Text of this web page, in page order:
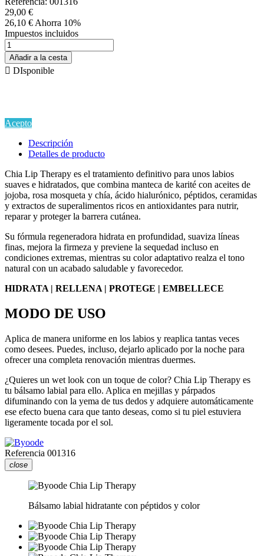
29,00 €
26,10 € Ahorra 10%
Impuestos incluidos
Añadir a la cesta
 DIsponible
Acepto
Descripción
Detalles de producto
Chia Lip Therapy es el tratamiento definitivo para unos labios
suaves e hidratados, que combina manteca de karité con aceites de
jojoba, rosa mosqueta y chía, ácido hialurónico, péptidos, ceramidas
y extractos de superalimentos ricos en antioxidantes para nutrir,
reparar y proteger la barrera cutánea.
Su fórmula regeneradora hidrata en profundidad, suaviza líneas
finas, mejora la firmeza y previene la sequedad incluso en
condiciones extremas, mientras su color adaptativo realza el tono
natural con un acabado saludable y favorecedor.
HIDRATA | RELLENA | PROTEGE | EMBELLECE
MODO DE USO
Aplica de manera uniforme en los labios y reaplica tantas veces
como desees. Puedes, incluso, dejarlo aplicado por la noche para
ofrecer una completa renovación mientras duermes.
¿Quieres un wet look con un toque de color? Chia Lip Therapy es
tu bálsamo labial para ello. Aplica en mejillas y párpados
difuminando con la yema de tus dedos y adquiere automáticamente
ese efecto buena cara que tanto deseas, como si tu piel estuviera
ligeramente tocada por el sol.
Referencia 001316
close
Bálsamo labial hidratante con péptidos y color